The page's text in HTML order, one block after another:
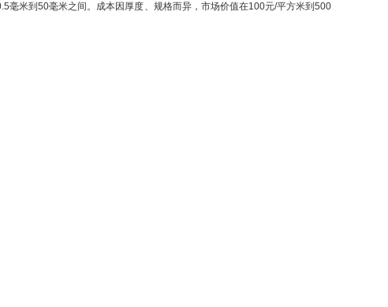
米到50毫米之间。成本因厚度、规格而异，市场价值在100元/平方米到500